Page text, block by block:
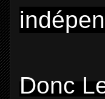
Donc